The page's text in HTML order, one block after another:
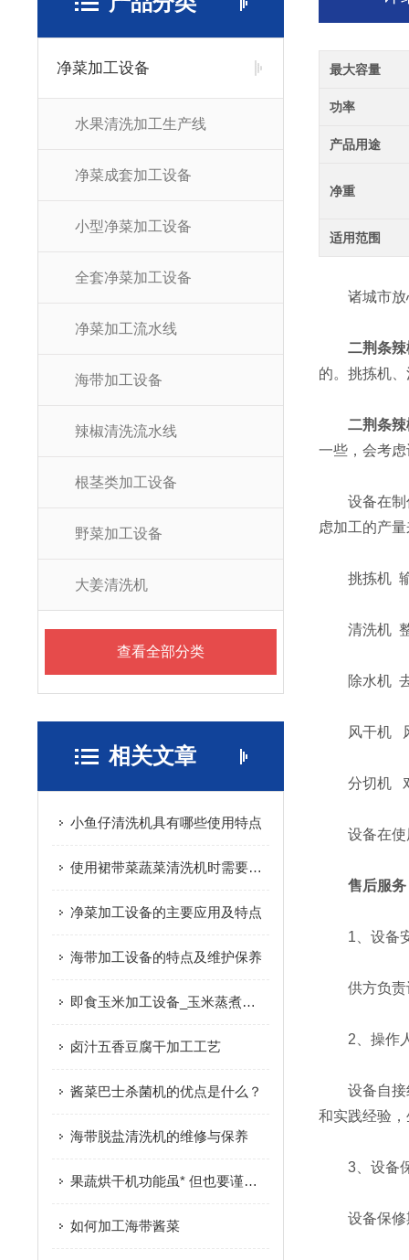
净菜加工设备
水果清洗加工生产线
净菜成套加工设备
小型净菜加工设备
全套净菜加工设备
净菜加工流水线
海带加工设备
辣椒清洗流水线
根茎类加工设备
野菜加工设备
大姜清洗机
查看全部分类
相关文章
小鱼仔清洗机具有哪些使用特点
使用裙带菜蔬菜清洗机时需要多注意以下事项
净菜加工设备的主要应用及特点
海带加工设备的特点及维护保养
即食玉米加工设备_玉米蒸煮机|产品推荐
卤汁五香豆腐干加工工艺
酱菜巴士杀菌机的优点是什么？
海带脱盐清洗机的维修与保养
果蔬烘干机功能虽* 但也要谨慎购买
如何加工海带酱菜
最大容量
功率
产品用途
净重
适用范围
诸城市放心
二荆条
的。挑拣机
二荆条
一些，会考
设备在制作
虑加工的产
挑拣机 输
清洗机 整
除水机 去
风干机 风
分切机 对
设备在使用
售后服务
1、设备安
供方负责设
2、操作
设备自接线
和实践经验
3、设备
设备保修期